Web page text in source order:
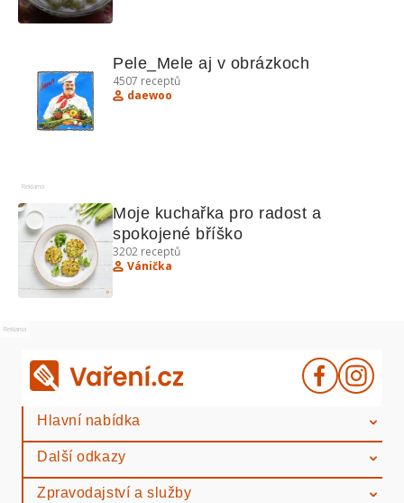
Pele_Mele aj v obrázkoch
4507 receptů
daewoo
Reklama
Moje kuchařka pro radost a
spokojené bříško
3202 receptů
Vánička
Reklama
Hlavní nabídka
Další odkazy
Zpravodajství a služby